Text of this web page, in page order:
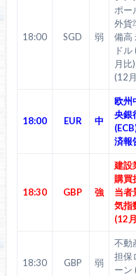
18:00 SGD 弱
ポー
外貨
備高
ドル
月比)
(12
18:00 EUR 中
欧州
央銀
済報
18:30 GBP 強
建設
購買
当者
気指
(12
18:30 GBP 弱
不動
担保
ーン